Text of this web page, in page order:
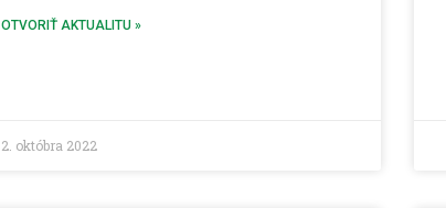
OTVORIŤ AKTUALITU »
2. októbra 2022